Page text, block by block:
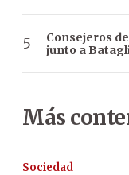
Consejeros
junto a
Más
Sociedad